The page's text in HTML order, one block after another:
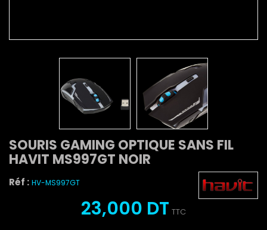
SOURIS GAMING OPTIQUE SANS FIL
HAVIT MS997GT NOIR
Réf : HV-MS997GT
23,000 DT TTC